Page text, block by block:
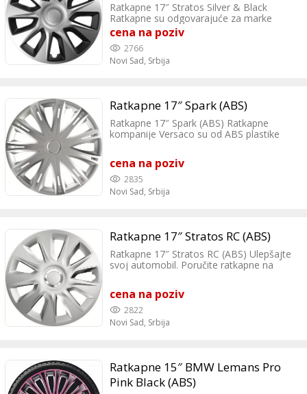
Ratkapne 17″ Stratos Silver & Black
Ratkapne su odgovarajuće za marke
automobila: VW, Reno, Opel, Pezo, Fiat,
Citroen, Skoda, Hyundai, Ford, MB, Audi,
Kia, Mazda, BMW, Chevrolet, Seat,
Suzuki, Toyota, Honda, Dacia, Lancia,
cena na poziv
2766
Novi Sad, Srbija
Ratkapne 17″ Spark (ABS)
Ratkapne 17″ Spark (ABS) Ratkapne
kompanije Versaco su od ABS plastike
za sve automobile koji imaju čelicne felne
od 17″.
cena na poziv
2835
Novi Sad, Srbija
Ratkapne 17″ Stratos RC (ABS)
Ratkapne 17″ Stratos RC (ABS) Ulepšajte
svoj automobil. Poručite ratkapne na
cena na poziv
2822
Novi Sad, Srbija
Ratkapne 15″ BMW Lemans Pro
Pink Black (ABS)